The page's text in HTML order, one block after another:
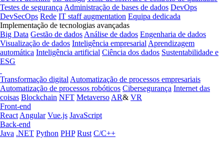
Testes de segurança Administração de bases de dados DevOps
DevSecOps Rede IT staff augmentation Equipa dedicada
Implementação de tecnologias avançadas
Big Data Gestão de dados Análise de dados Engenharia de dados
Visualização de dados Inteligência empresarial Aprendizagem
automática Inteligência artificial Ciência dos dados Sustentabilidade e
ESG
Transformação digital Automatização de processos empresariais
Automatização de processos robóticos Cibersegurança Internet das
coisas Blockchain NFT Metaverso AR& VR
Front-end
React Angular Vue.js JavaScript
Back-end
Java .NET Python PHP Rust C/C++